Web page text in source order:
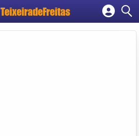
TeixeiradeFreitas
Cadastrar empresa